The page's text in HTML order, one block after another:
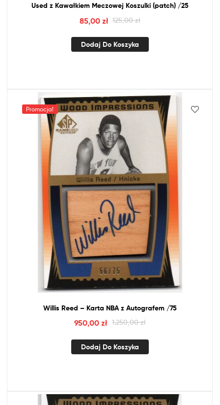
Used zKawałkiem Meczowej Koszulki (patch) /25
125,00zł
85,00 zł
Dodaj Do Koszyka
Promocja!
Willis Reed – Karta NBA zAutografem /75
1.250,00zł
950,00zł
Dodaj Do Koszyka